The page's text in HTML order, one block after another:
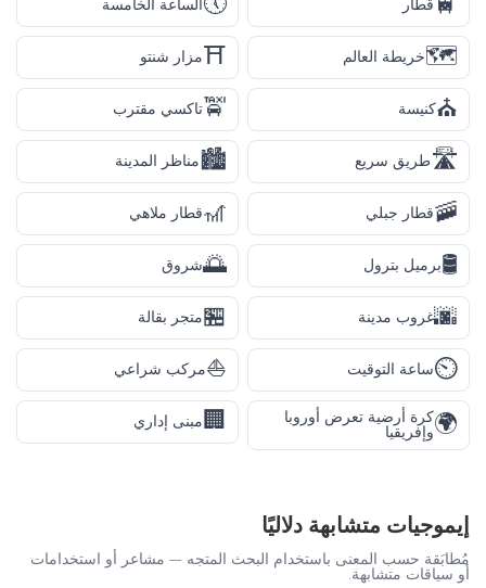
قطار الساعة الخامسة
🗺️خريطة العالم ⛩️مزار شنتو
⛪كنيسة 🚖تاكسي مقترب
🛣️طريق سريع 🏙️مناظر المدينة
🚠قطار جبلي 🎢قطار ملاهي
🛢️برميل بترول 🌅شروق
🌆غروب مدينة 🏪متجر بقالة
⏲️ساعة التوقيت ⛵مركب شراعي
🌍كرة أرضية تعرض أوروبا
وإفريقيا
🏢مبنى إداري
إيموجيات متشابهة دلاليًا
مُطابَقة حسب المعنى باستخدام البحث المتجه — مشاعر أو استخدامات
أو سياقات متشابهة.